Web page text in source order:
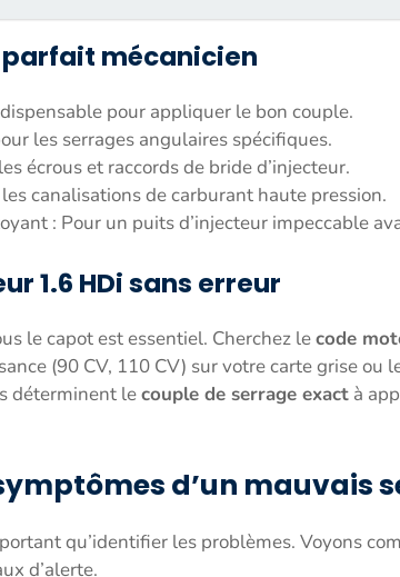
parfait mécanicien
pour appliquer le bon couple.
les serrages angulaires spécifiques.
écrous et raccords de bride d’injecteur.
canalisations de carburant haute pression.
: Pour un puits d’injecteur impeccable
1.6 HDi sans erreur
le capot est essentiel. Cherchez lecode
(90 CV, 110 CV) sur votre carte grise ou
déterminent lecouple de serrage exact à
d’un mauvais
qu’identifier les problèmes. Voyons
d’alerte.